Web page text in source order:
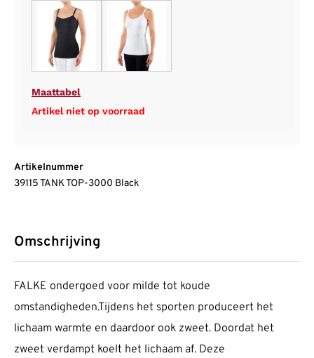
Maattabel
Artikel niet op voorraad
Artikelnummer
39115 TANK TOP-3000 Black
Omschrijving
FALKE ondergoed voor milde tot koude
omstandigheden.Tijdens het sporten produceert het
lichaam warmte en daardoor ook zweet. Doordat het
zweet verdampt koelt het lichaam af. Deze